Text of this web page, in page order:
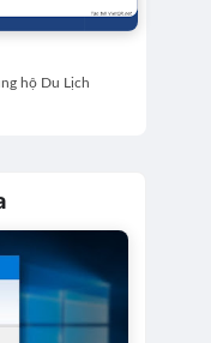
hộ Du Lịch